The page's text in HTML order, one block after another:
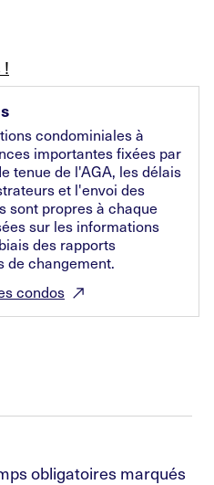
!
condominiales à
importantes fixées par
tenue de l'AGA, les délais
et l'envoi des
sont propres à chaque
sur les informations
des rapports
de changement.
condos
obligatoires marqués